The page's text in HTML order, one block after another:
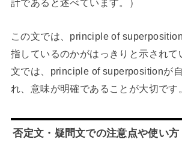
計であると述べています。）
この文では、principle of
指しているのかがはっきりと示されて
文では、principle of superpositionが
れ、意味が明確であることが大切です
否定文・疑問文での注意点や使い方